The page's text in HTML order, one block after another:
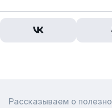
Рассказываем о